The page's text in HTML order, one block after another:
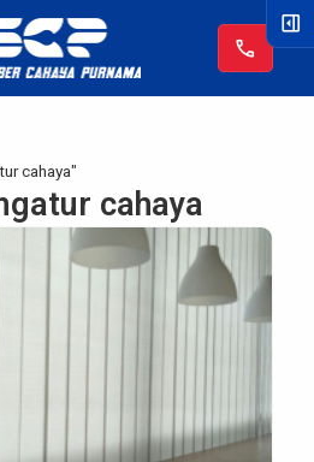
call
cahaya"
cahaya
right_panel_open